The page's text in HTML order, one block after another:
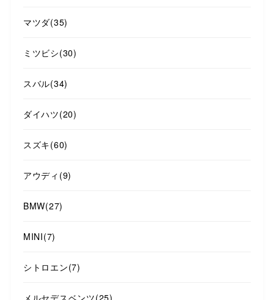
マツダ(35)
ミツビシ(30)
スバル(34)
ダイハツ(20)
スズキ(60)
アウディ (9)
BMW(27)
MINI(7)
シトロエン(7)